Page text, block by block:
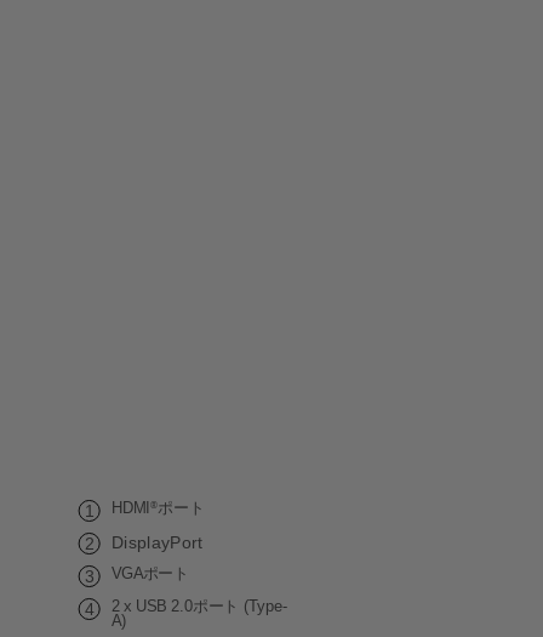
HDMI®ポート
DisplayPort
VGAポート
2 x USB 2.0ポート (Type-
A)